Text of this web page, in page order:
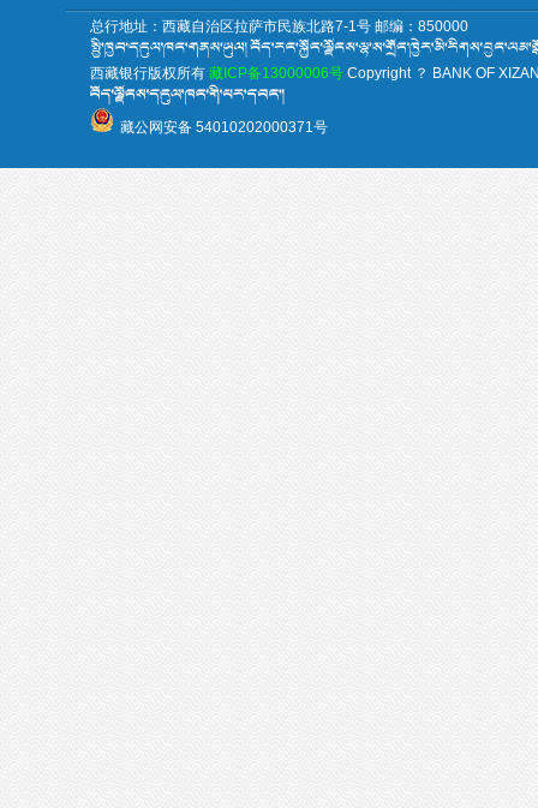
总行地址：西藏自治区拉萨市民族北路7-1号 邮编：850000
西藏银行版权所有 藏ICP备13000006号 Copyright ？ BANK OF
藏公网安备 54010202000371号